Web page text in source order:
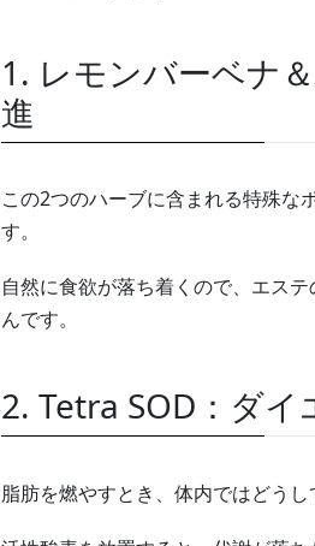
1. レモンバーベナ
進
この2つのハーブに含まれる特殊な
す。
自然に食欲が落ち着くので、エス
んです。
2. Tetra SOD：ダイ
脂肪を燃やすとき、体内ではどう